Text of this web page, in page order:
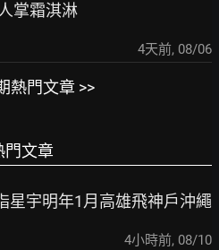
掌霜淇淋
4天前, 08/06
熱門文章 >>
門文章
星宇明年1月高雄飛神戶沖繩
4小時前, 08/10